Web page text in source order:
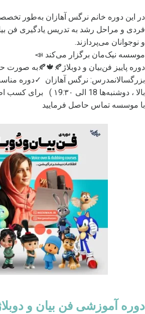
در این دوره خانم نرگس آهازان به‌طور
فردی و مراحل رشد به تدریس یادگیری فن
و نوجوانان می‌پردازند.
موسسه نیک‌مان برگزار می‌کند 📣
دوره پاییز فن‌بیان و دوبلاژ🍂🍁🍂به صورت
بالا ، دوشنبه‌‌ها 18 الی
با موسسه تماس حاصل فرمایید
دوره آموزشی فن بیان و